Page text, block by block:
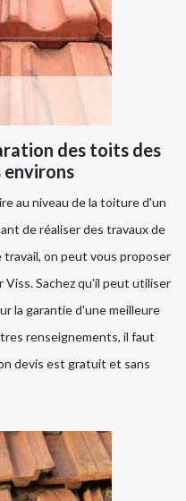
des toits des
environs
au niveau de la toiture d'un
de réaliser des travaux de
on peut vous proposer
Sachez qu'il peut utiliser
la garantie d'une meilleure
renseignements, il faut
devis est gratuit et sans